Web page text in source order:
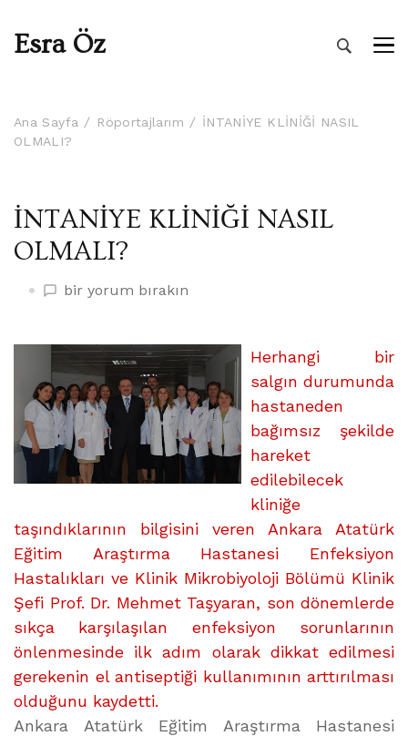
Esra Öz
Ana Sayfa Röportajlarım
İNTANİYE KLİNİĞİ NASIL
OLMALI?
İNTANİYE KLİNİĞİ NASIL
OLMALI?
İNTANİYE
OLMALI?
üzerine
bir yorum bırakın
Herhangi bir
salgın durumunda
hastaneden
bağımsız şekilde
hareket
edilebilecek
kliniğe
taşındıklarının bilgisini veren Ankara Atatürk
Eğitim Araştırma Hastanesi Enfeksiyon
Hastalıkları ve Klinik Mikrobiyoloji Bölümü Klinik
Şefi Prof. Dr. Mehmet Taşyaran, son dönemlerde
sıkça karşılaşılan enfeksiyon sorunlarının
önlenmesinde ilk adım olarak dikkat edilmesi
gerekenin el antiseptiği kullanımının arttırılması
olduğunu kaydetti.
Ankara Atatürk Eğitim Araştırma Hastanesi